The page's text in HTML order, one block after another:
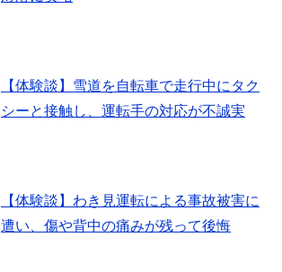
【体験談】雪道を自転車で走行中にタク
シーと接触し、運転手の対応が不誠実
【体験談】わき見運転による事故被害に
遭い、傷や背中の痛みが残って後悔